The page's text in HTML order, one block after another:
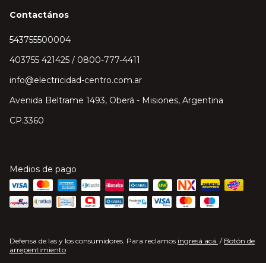
Contactános
543755500004
403755 421425 / 0800-777-4411
info@electricidad-centro.com.ar
Avenida Beltrame 1493, Oberá - Misiones, Argentina
CP.3360
Medios de pago
Defensa de las y los consumidores. Para reclamos ingresá acá. / Botón de
arrepentimiento